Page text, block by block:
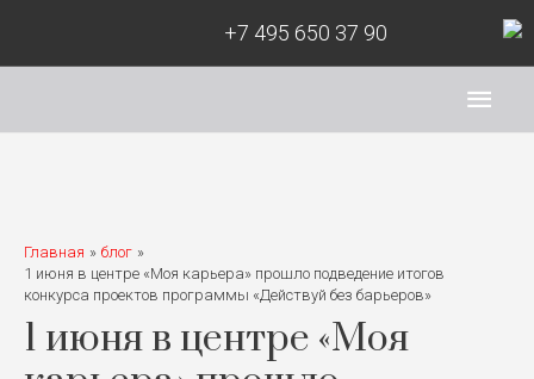
+7 495 650 37 90
Главная
блог
1 июня в центре «Моя карьера» прошло подведение итогов
конкурса проектов программы «Действуй без барьеров»
1 июня в центре «Моя